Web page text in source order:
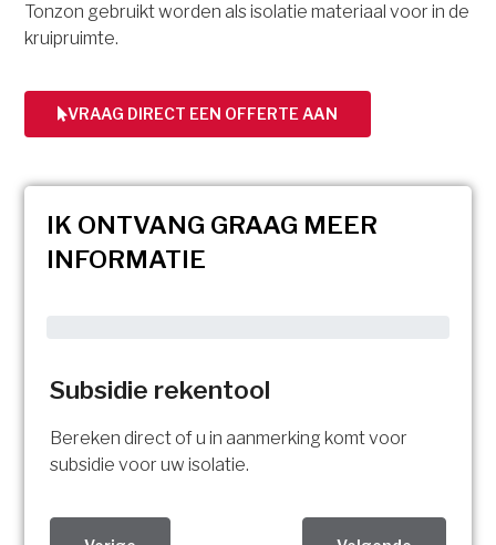
Tonzon gebruikt worden als isolatie materiaal voor in de
kruipruimte.
VRAAG DIRECT EEN OFFERTE AAN
IK ONTVANG GRAAG MEER
INFORMATIE
Subsidie rekentool
Bereken direct of u in aanmerking komt voor
subsidie voor uw isolatie.